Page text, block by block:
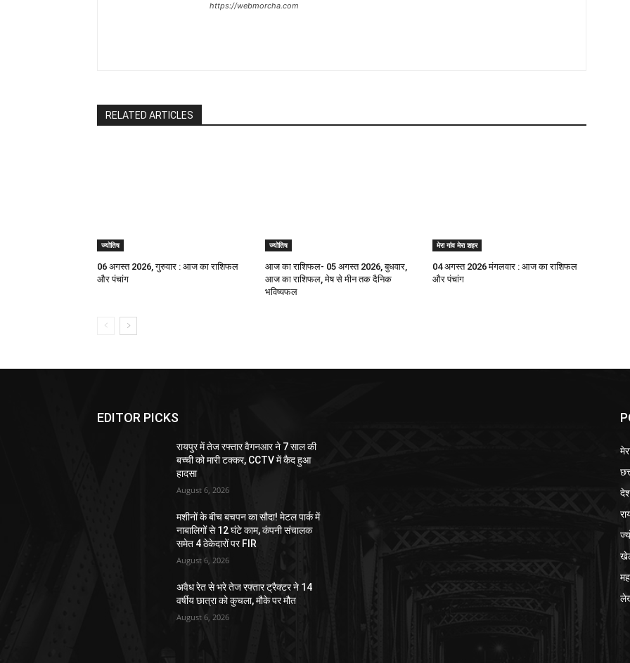
https://webmorcha.com
RELATED ARTICLES
ज्योतिष
06 अगस्त 2026, गुरुवार : आज का राशिफल
और पंचांग
ज्योतिष
आज का राशिफल- 05 अगस्त 2026, बुधवार,
आज का राशिफल, मेष से मीन तक दैनिक
भविष्यफल
मेरा गांव मेरा शहर
04 अगस्त 2026 मंगलवार : आज का राशिफल
और पंचांग
EDITOR PICKS
रायपुर में तेज रफ्तार वैगनआर ने 7 साल की
बच्ची को मारी टक्कर, CCTV में कैद हुआ
हादसा
August 6, 2026
मशीनों के बीच बचपन का सौदा! मेटल पार्क में
नाबालिगों से 12 घंटे काम, कंपनी संचालक
समेत 4 ठेकेदारों पर FIR
August 6, 2026
अवैध रेत से भरे तेज रफ्तार ट्रैक्टर ने 14
वर्षीय छात्रा को कुचला, मौके पर मौत
August 6, 2026